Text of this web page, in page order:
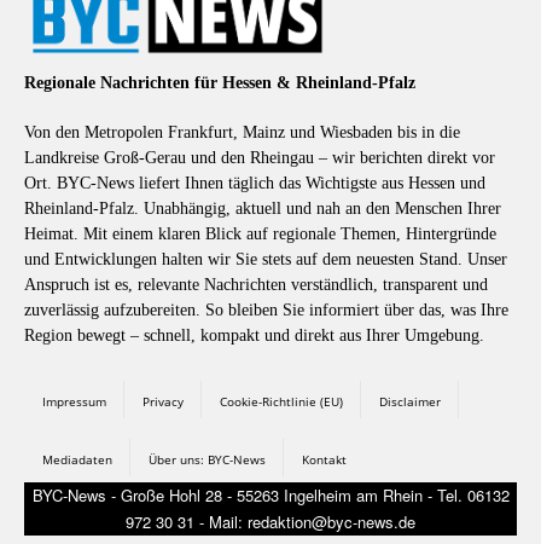
Regionale Nachrichten für Hessen & Rheinland-Pfalz
Von den Metropolen Frankfurt, Mainz und Wiesbaden bis in die
Landkreise Groß-Gerau und den Rheingau – wir berichten direkt vor
Ort. BYC-News liefert Ihnen täglich das Wichtigste aus Hessen und
Rheinland-Pfalz. Unabhängig, aktuell und nah an den Menschen Ihrer
Heimat. Mit einem klaren Blick auf regionale Themen, Hintergründe
und Entwicklungen halten wir Sie stets auf dem neuesten Stand. Unser
Anspruch ist es, relevante Nachrichten verständlich, transparent und
zuverlässig aufzubereiten. So bleiben Sie informiert über das, was Ihre
Region bewegt – schnell, kompakt und direkt aus Ihrer Umgebung.
Impressum Privacy Cookie-Richtlinie (EU) Disclaimer
Mediadaten Über uns: BYC-News Kontakt
BYC-News - Große Hohl 28 - 55263 Ingelheim am Rhein - Tel. 06132
972 30 31 - Mail: redaktion@byc-news.de